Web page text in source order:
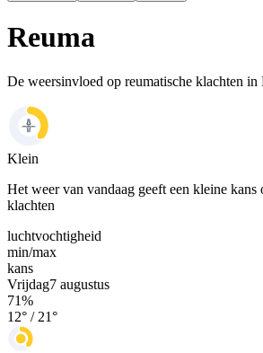
Reuma
De weersinvloed op reumatische klachten in
Klein
Het weer van vandaag geeft een kleine kans
klachten
luchtvochtigheid
min/max
kans
Vrijdag7 augustus
71%
12° / 21°